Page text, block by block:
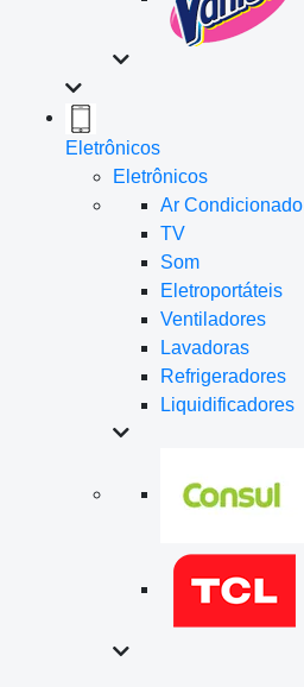
Eletrônicos
Eletrônicos
Ar Condicionado
TV
Som
Eletroportáteis
Ventiladores
Lavadoras
Refrigeradores
Liquidificadores